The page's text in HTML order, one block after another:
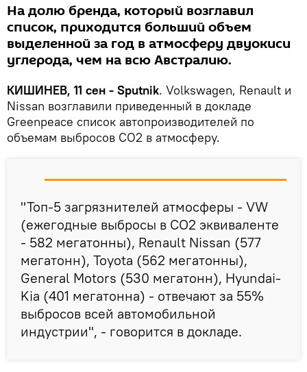
На долю бренда, который возглавил
список, приходится больший объем
выделенной за год в атмосферу двуокиси
углерода, чем на всю Австралию.
КИШИНЕВ, 11 сен - Sputnik. Volkswagen, Renault и
Nissan возглавили приведенный в докладе
Greenpeace список автопроизводителей по
объемам выбросов СО2 в атмосферу.
"Топ-5 загрязнителей атмосферы - VW
(ежегодные выбросы в СО2 эквиваленте
- 582 мегатонны), Renault Nissan (577
мегатонн), Toyota (562 мегатонны),
General Motors (530 мегатонн), Hyundai-
Kia (401 мегатонна) - отвечают за 55%
выбросов всей автомобильной
индустрии", - говорится в докладе.